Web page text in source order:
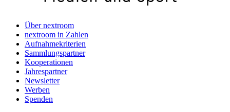
Über nextroom
nextroom in Zahlen
Aufnahmekriterien
Sammlungspartner
Kooperationen
Jahrespartner
Newsletter
Werben
Spenden